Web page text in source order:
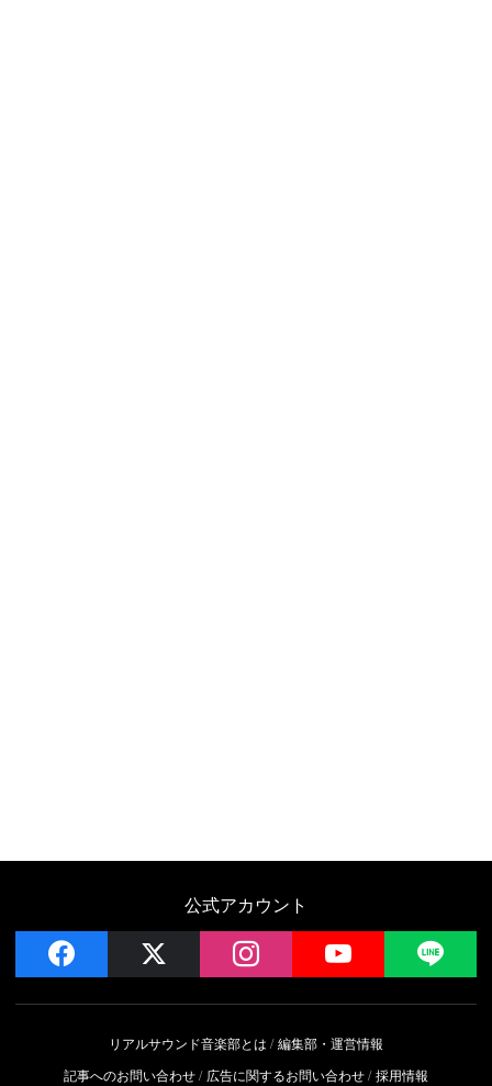
公式アカウント
facebook instagram YouTube
リアルサウンド音楽部とは
編集部・運営情報
記事へのお問い合わせ
広告に関するお問い合わせ 採用情報